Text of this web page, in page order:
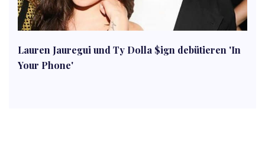
Lauren Jauregui und Ty Dolla $ign debütieren 'In
Your Phone'